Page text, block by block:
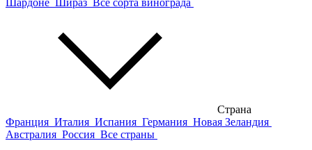
Шардоне Шираз Все сорта винограда
Страна
Франция Италия Испания Германия Новая Зеландия
Австралия Россия Все страны